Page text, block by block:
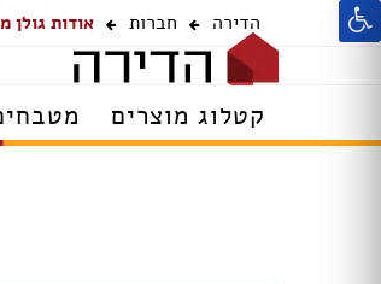
הדירה חברות אודות גולן
קטלוג מוצרים